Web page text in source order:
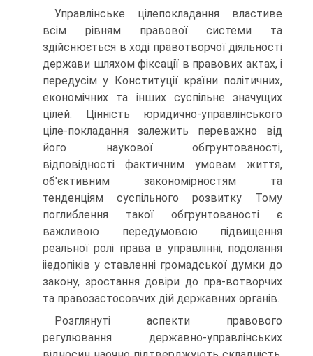
Управлінське цілепокладання властиве
всім рівням правової системи та
здійснюється в ході правотворчої діяльності
держави шляхом фіксації в правових актах, і
передусім у Конституції країни політичних,
економічних та інших суспільне значущих
цілей. Цінність юридично-управлінського
ціле-покладання залежить переважно від
його наукової обгрунтованості,
відповідності фактичним умовам життя,
об'єктивним закономірностям та
тенденціям суспільного розвитку Тому
поглиблення такої обгрунтованості є
важливою передумовою підвищення
реальної ролі права в управлінні, подолання
ііедопіків у ставленні громадської думки до
закону, зростання довіри до пра-вотворчих
та правозастосовчих дій державних органів.
Розглянуті аспекти правового
регулювання державно-управлінських